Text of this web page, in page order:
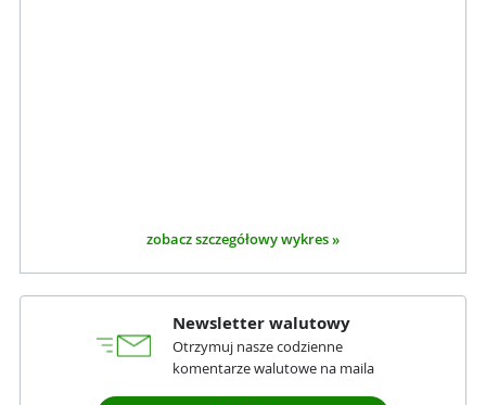
zobacz szczegółowy wykres »
Newsletter walutowy
Otrzymuj nasze codzienne
komentarze walutowe na maila